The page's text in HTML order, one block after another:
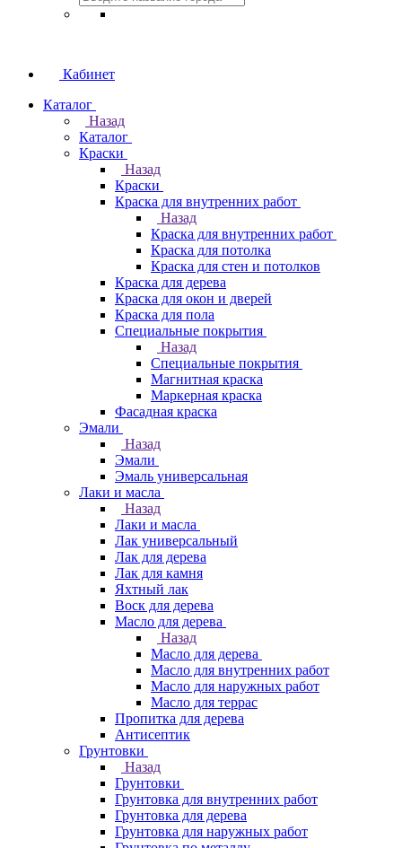
Кабинет
Каталог
Назад
Каталог
Краски
Назад
Краски
Краска для внутренних работ
Назад
Краска для внутренних работ
Краска для потолка
Краска для стен и потолков
Краска для дерева
Краска для окон и дверей
Краска для пола
Специальные покрытия
Назад
Специальные покрытия
Магнитная краска
Маркерная краска
Фасадная краска
Эмали
Назад
Эмали
Эмаль универсальная
Лаки и масла
Назад
Лаки и масла
Лак универсальный
Лак для дерева
Лак для камня
Яхтный лак
Воск для дерева
Масло для дерева
Назад
Масло для дерева
Масло для внутренних работ
Масло для наружных работ
Масло для террас
Пропитка для дерева
Антисептик
Грунтовки
Назад
Грунтовки
Грунтовка для внутренних работ
Грунтовка для дерева
Грунтовка для наружных работ